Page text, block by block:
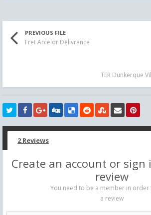
PREVIOUS FILE
Fret Arcelor Delivrance
TER Dunkerque
2 Reviews
Create an account or sign
review
You need to be a member in order
a review